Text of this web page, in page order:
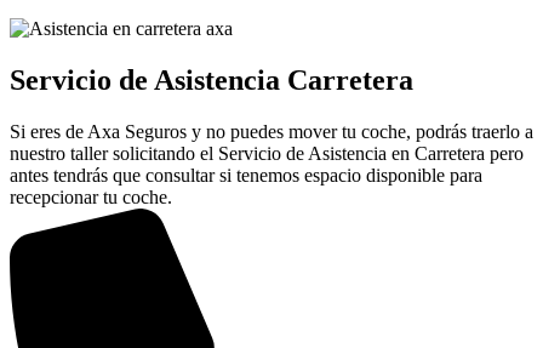
Servicio de Asistencia Carretera
Si eres de Axa Seguros y no puedes mover tu coche, podrás traerlo a
nuestro taller solicitando el Servicio de Asistencia en Carretera pero
antes tendrás que consultar si tenemos espacio disponible para
recepcionar tu coche.